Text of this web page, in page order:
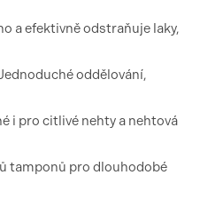
a efektivně odstraňuje laky,
oddělování,
i pro citlivé nehty a nehtová
tamponů pro dlouhodobé